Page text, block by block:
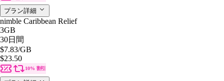
プラン詳細
nimble Caribbean Relief
3GB
30日間
$7.83/GB
$23.50
10% 割引